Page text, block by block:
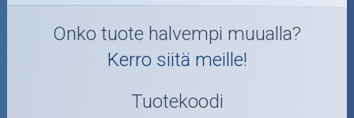
Onko tuote halvempi muualla?
Kerro siitä meille!
Tuotekoodi